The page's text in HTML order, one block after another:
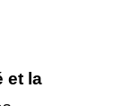
et la